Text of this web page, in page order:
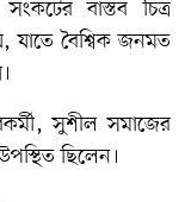
বাস্তব চিত্র
যাতে বৈশ্বিক জনমত
সুশীল সমাজের
ছিলেন।